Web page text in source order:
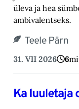
üleva ja hea
ambivalentseks.
Teele Pärn
31. VII 2026 6
Ka luuletaja